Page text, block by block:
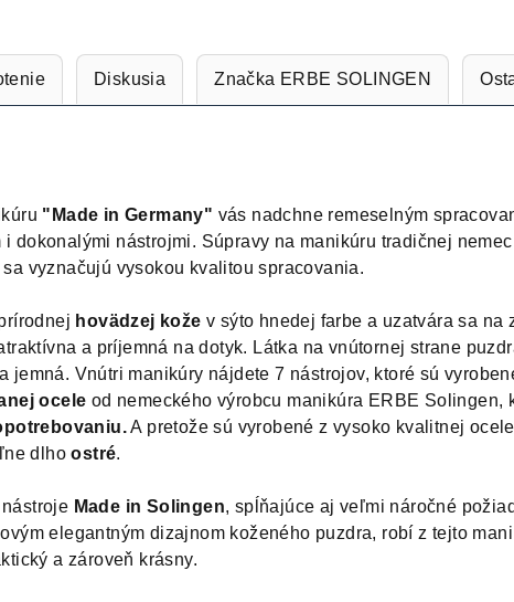
Diskusia Značka ERBE SOLINGEN
"Made in Germany" vás nadchne remeselným
i dokonalými nástrojmi. Súpravy na manikúru tradičnej
vyznačujú vysokou kvalitou spracovania.
hovädzej kože v sýto hnedej farbe a uzatvára sa na
a príjemná na dotyk. Látka na vnútornej strane
jemná. Vnútri manikúry nájdete 7 nástrojov, ktoré sú
ocele od nemeckého výrobcu manikúra ERBE Solingen,
A pretože sú vyrobené z vysoko kvalitnej
dlhoostré.
Made in Solingen, spĺňajúce aj veľmi náročné
elegantným dizajnom koženého puzdra, robí z tejto
a zároveň krásny.